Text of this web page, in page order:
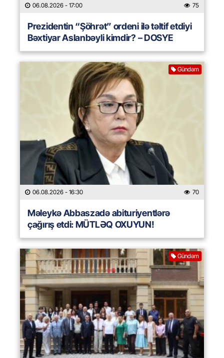
06.08.2026 - 17:00 75
Prezidentin “Şöhrət” ordeni ilə təltif etdiyi
Bəxtiyar Aslanbəyli kimdir? – DOSYE
Gündəm
06.08.2026 - 16:30 70
Məleykə Abbaszadə abituriyentlərə
çağırış etdi: MÜTLƏQ OXUYUN!
Gündəm